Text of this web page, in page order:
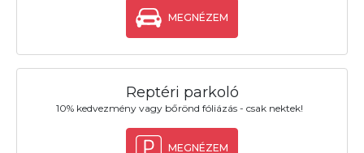
MEGNÉZEM
Reptéri parkoló
10% kedvezmény vagy bőrönd fóliázás - csak nektek!
MEGNÉZEM